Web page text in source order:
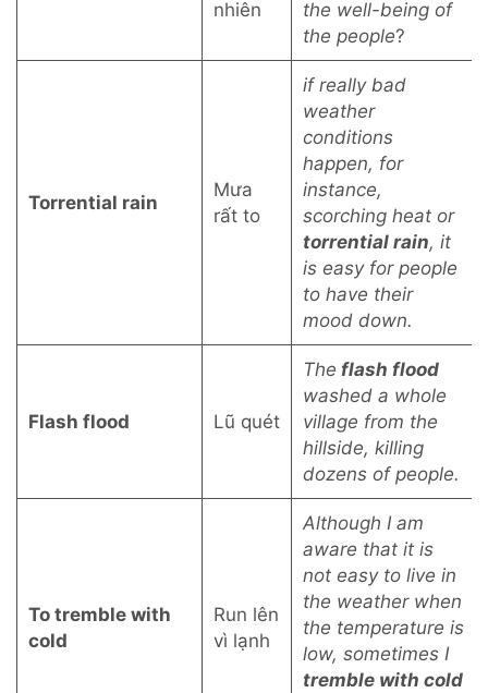
nhiên
the well-being of
the people?
Torrential rain
Mưa
rất to
if really bad
weather
conditions
happen, for
instance,
scorching heat or
torrential rain, it
is easy for people
to have their
mood down.
Flash flood Lũ quét
The flash flood
washed a whole
village from the
hillside, killing
dozens of people.
To tremble with
cold
Run lên
vì lạnh
Although I am
aware that it is
not easy to live in
the weather when
the temperature is
low, sometimes I
tremble with cold